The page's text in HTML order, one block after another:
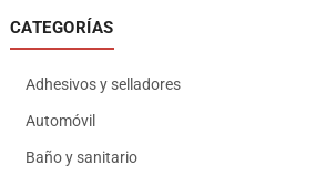
CATEGORÍAS
Adhesivos y selladores
Automóvil
Baño y sanitario